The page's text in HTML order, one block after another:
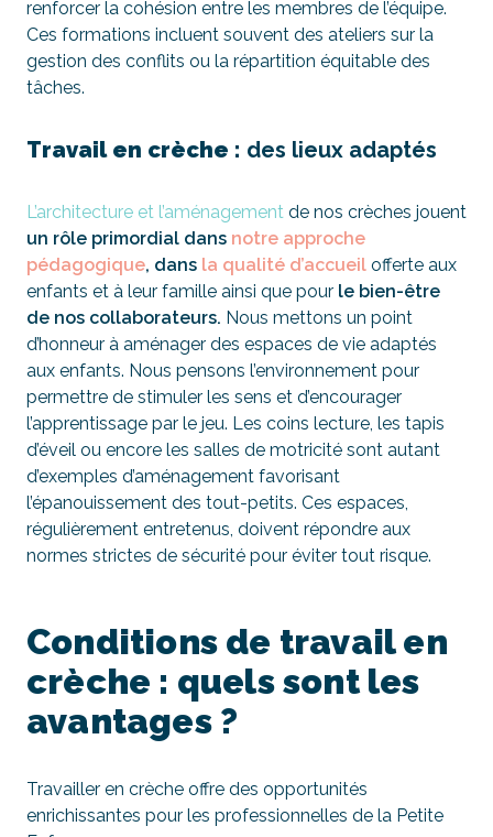
renforcer la cohésion entre les membres de l’équipe.
Ces formations incluent souvent des ateliers sur la
gestion des conflits ou la répartition équitable des
tâches.
Travail en crèche : des lieux adaptés
L’architecture et l’aménagement de nos crèches jouent
un rôle primordial dans notre approche
pédagogique, dans la qualité d’accueil offerte aux
enfants et à leur famille ainsi que pour le bien-être
de nos collaborateurs. Nous mettons un point
d’honneur à aménager des espaces de vie adaptés
aux enfants. Nous pensons l’environnement pour
permettre de stimuler les sens et d’encourager
l’apprentissage par le jeu. Les coins lecture, les tapis
d’éveil ou encore les salles de motricité sont autant
d’exemples d’aménagement favorisant
l’épanouissement des tout-petits. Ces espaces,
régulièrement entretenus, doivent répondre aux
normes strictes de sécurité pour éviter tout risque.
Conditions de travail en
crèche : quels sont les
avantages ?
Travailler en crèche offre des opportunités
enrichissantes pour les professionnelles de la Petite